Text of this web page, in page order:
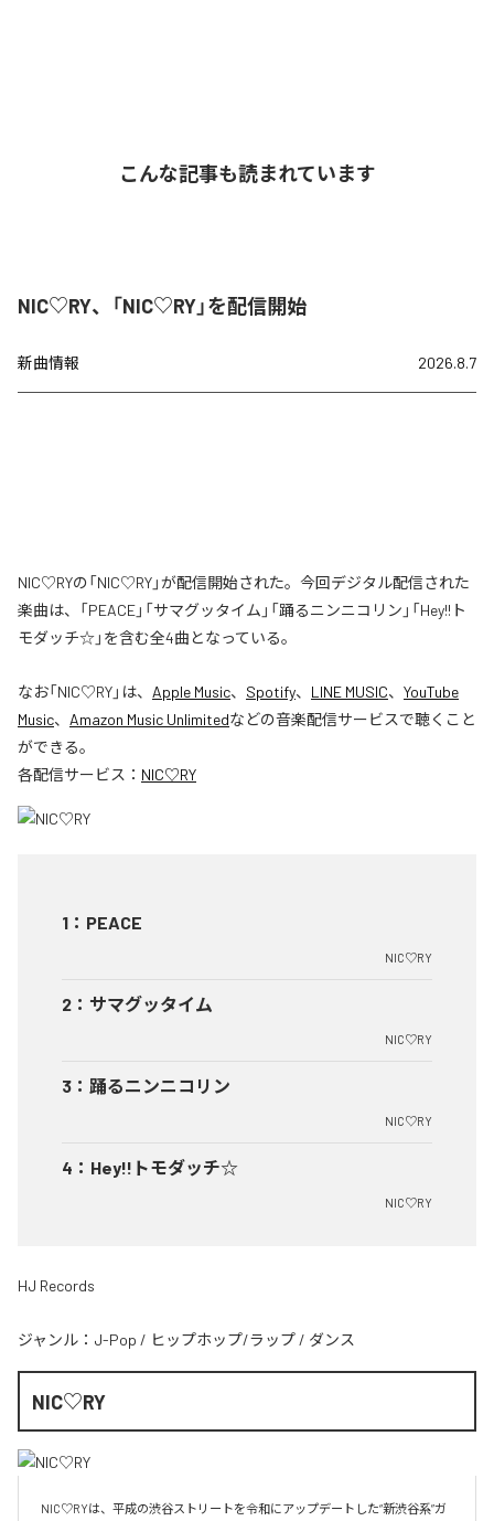
こんな記事も読まれています
NIC♡RY、「NIC♡RY」を配信開始
新曲情報 2026.8.7
NIC♡RYの「NIC♡RY」が配信開始された。今回デジタル配信された
楽曲は、「PEACE」「サマグッタイム」「踊るニンニコリン」「Hey!!ト
モダッチ☆」を含む全4曲となっている。
なお「NIC♡RY」は、 Apple Music、 Spotify、 LINE MUSIC、 YouTube
Music、 Amazon Music Unlimitedなどの音楽配信サービスで聴くこと
ができる。
各配信サービス： NIC♡RY
1 ： PEACE
NIC♡RY
2 ： サマグッタイム
NIC♡RY
3 ： 踊るニンニコリン
NIC♡RY
4 ： Hey!!トモダッチ☆
NIC♡RY
HJ Records
ジャンル： J-Pop / ヒップホップ/ラップ / ダンス
NIC♡RY
NIC♡RYは、平成の渋谷ストリートを令和にアップデートした“新渋谷系”ガ